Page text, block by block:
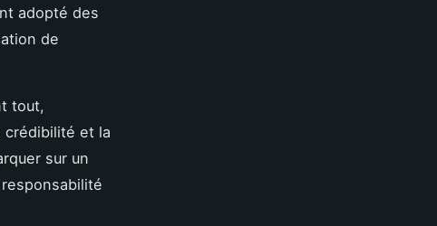
adopté des
de
tout,
crédibilité et la
sur un